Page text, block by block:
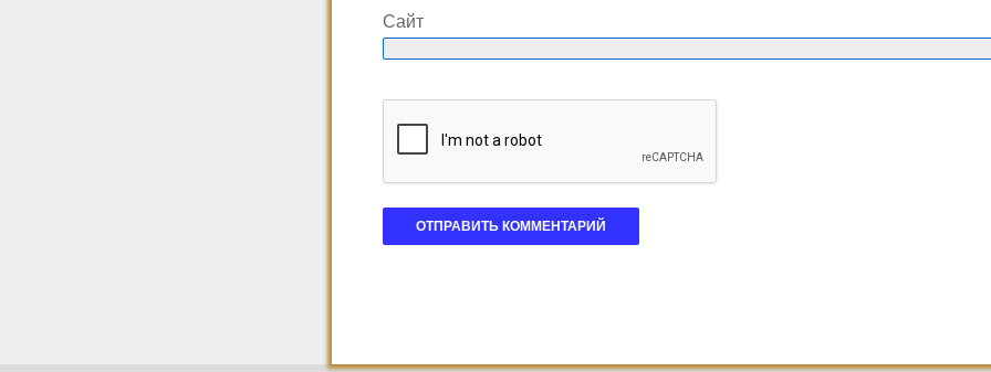
Сайт